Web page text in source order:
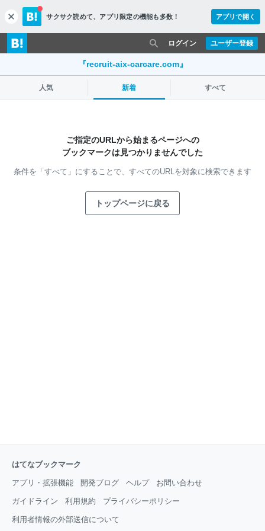
c
l
o
s
サクサク読めて、 アプリ限定の機能も多数！ アプリで開く
ユーザー登録
ログイン
『recruit-aix-carcare.com』
人気 新着 すべて
ご指定のURLから始まるページへの
ブックマークは見つかりませんでした
条件を「すべて」にすることで、 すべてのURLを対象に検索できます
トップページに戻る
はてなブックマーク
アプリ・拡張機能 開発ブログ ヘルプ お問い合わせ
ガイドライン 利用規約 プライバシーポリシー
利用者情報の外部送信について